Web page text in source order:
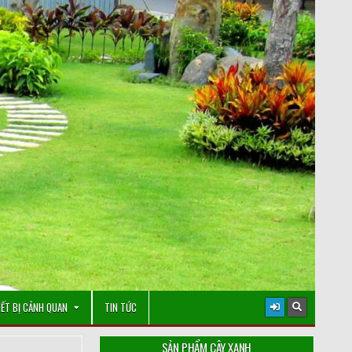
BỊ CẢNH QUAN TIN TỨC
SẢN PHẨM CÂY XANH